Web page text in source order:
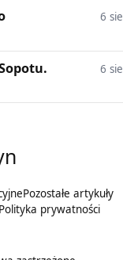
6 sie
6 sie
Pozostałe artykuły
Polityka prywatności